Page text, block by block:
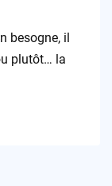
besogne, il
plutôt… la